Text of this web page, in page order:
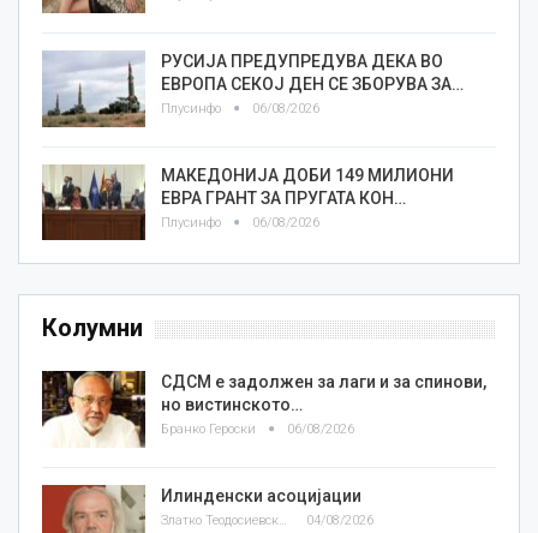
РУСИЈА ПРЕДУПРЕДУВА ДЕКА ВО
ЕВРОПА СЕКОЈ ДЕН СЕ ЗБОРУВА ЗА…
Плусинфо 06/08/2026
МАКЕДОНИЈА ДОБИ 149 МИЛИОНИ
ЕВРА ГРАНТ ЗА ПРУГАТА КОН…
Плусинфо 06/08/2026
Колумни
СДСМ е задолжен за лаги и за спинови,
но вистинското…
Бранко Героски 06/08/2026
Илинденски асоцијации
Златко Теодосиевски 04/08/2026